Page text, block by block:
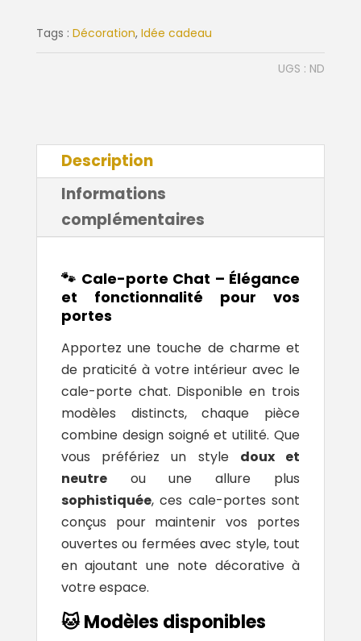
porte
chat
Tags : Décoration, Idée cadeau
UGS : ND
Description
Informations
complémentaires
🐾 Cale-porte Chat – Élégance
et fonctionnalité pour vos
portes
Apportez une touche de charme et
de praticité à votre intérieur avec le
cale-porte chat. Disponible en trois
modèles distincts, chaque pièce
combine design soigné et utilité. Que
vous préfériez un style doux et
neutreou une allure plus
sophistiquée, ces cale-portes sont
conçus pour maintenir vos portes
ouvertes ou fermées avec style, tout
en ajoutant une note décorative à
votre espace.
🐱 Modèles disponibles